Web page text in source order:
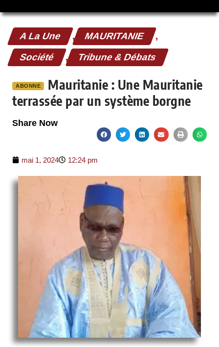
A La Une , MAURITANIE ,
Société , Tribune & Débats
ABONNE
Mauritanie : Une Mauritanie
terrassée par un système borgne
Share Now
mai 1, 2024 12:24 pm